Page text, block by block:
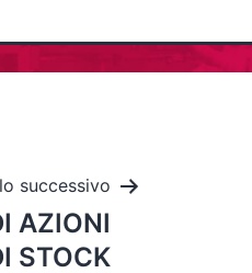
successivo
AZIONI
STOCK